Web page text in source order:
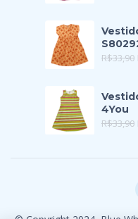
R$33,90
4You
R$33,90